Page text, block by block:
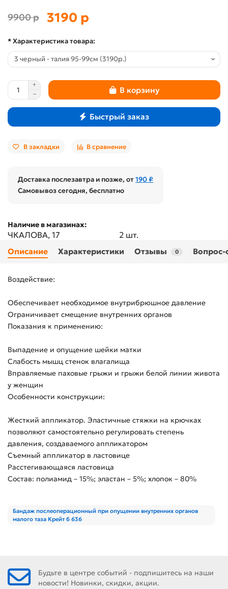
9900 р 3190 р
* Характеристика товара:
В корзину
Быстрый заказ
В закладки В сравнение
Доставка послезавтра и позже, от190 ₽
Самовывоз сегодня, бесплатно
Наличие в магазинах:
ЧКАЛОВА, 17 2 шт.
Описание Характеристики Отзывы 0 Вопрос-
Воздействие:
Обеспечивает необходимое внутрибрюшное давление
Ограничивает смещение внутренних органов
Показания к применению:
Выпадение и опущение шейки матки
Слабость мышц стенок влагалища
Вправляемые паховые грыжи и грыжи белой линии живота
у женщин
Особенности конструкции:
Жесткий аппликатор. Эластичные стяжки на крючках
позволяют самостоятельно регулировать степень
давления, создаваемого аппликатором
Съемный аппликатор в ластовице
Расстегивающаяся ластовица
Состав: полиамид – 15%; эластан – 5%; хлопок – 80%
Бандаж послеоперационный при опущении внутренних органов
малого таза Крейт б 636
Будьте в центре событий - подпишитесь на наши
новости! Новинки, скидки, акции.